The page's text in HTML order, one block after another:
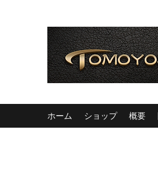
ホーム ショップ 概要